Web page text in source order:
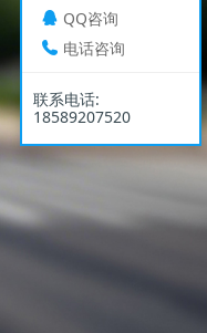
QQ咨询
电话咨询
联系电话:
18589207520